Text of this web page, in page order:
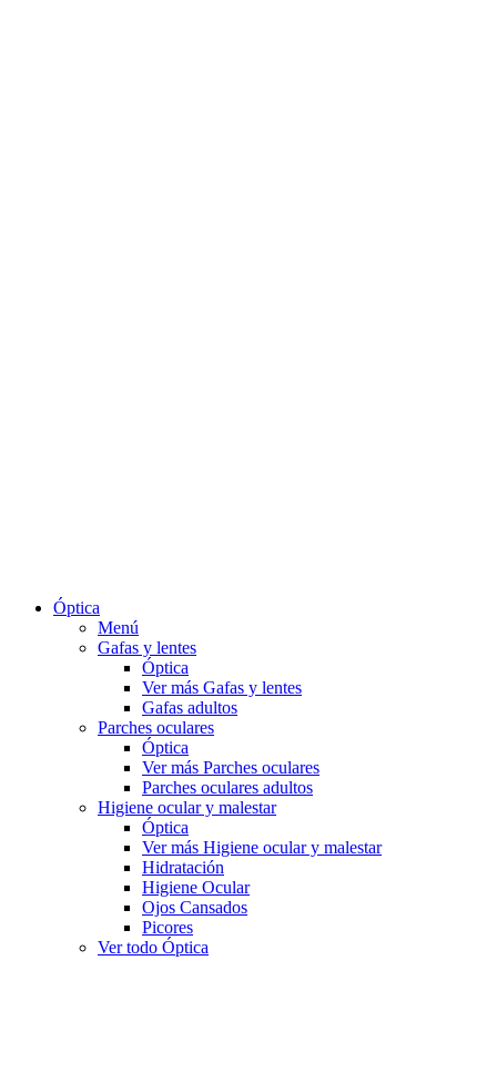
Óptica
Menú
Gafas y lentes
Óptica
Ver más Gafas y lentes
Gafas adultos
Parches oculares
Óptica
Ver más Parches oculares
Parches oculares adultos
Higiene ocular y malestar
Óptica
Ver más Higiene ocular y malestar
Hidratación
Higiene Ocular
Ojos Cansados
Picores
Ver todo Óptica